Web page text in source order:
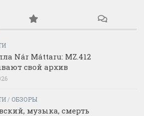
Nár Máttaru: MZ.412
свой архив
/ ОБЗОРЫ
музыка, смерть